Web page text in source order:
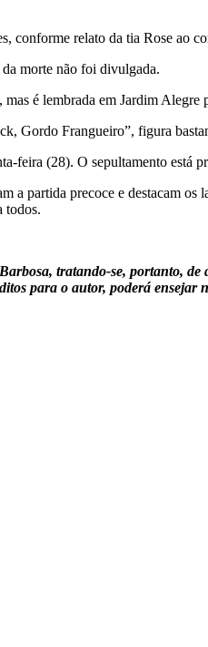
conforme relato da tia Rose ao
da morte não foi divulgada.
é lembrada em Jardim
Gordo Frangueiro”, figura
feira (28). O sepultamento está
a partida precoce e destacam
todos.
tratando-se, portanto,
para o autor, poderá